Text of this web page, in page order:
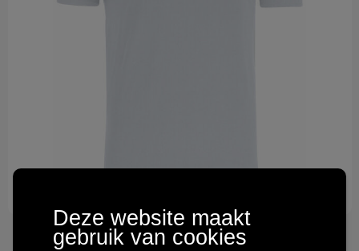
Deze website maakt
gebruik van cookies